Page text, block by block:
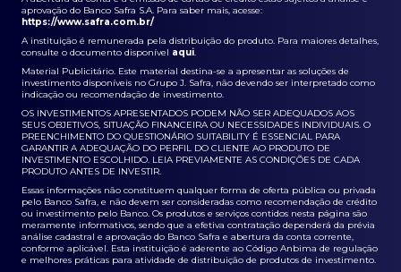
aprovação do Banco Safra S.A. Para saber mais, acesse:
https://www.safra.com.br/
A instituição é remunerada pela distribuição do produto. Para maiores detalhes,
consulte o documento disponível aqui.
Material Publicitário. Este material destina-se a apresentar as soluções de
investimento disponíveis no Grupo J. Safra, não devendo ser interpretado como
indicação ou recomendação de investimento.
OS INVESTIMENTOS APRESENTADOS PODEM NÃO SER ADEQUADOS AOS
SEUS OBJETIVOS, SITUAÇÃO FINANCEIRA OU NECESSIDADES INDIVIDUAIS. O
PREENCHIMENTO DO QUESTIONÁRIO SUITABILITY É ESSENCIAL PARA
GARANTIR A ADEQUAÇÃO DO PERFIL DO CLIENTE AO PRODUTO DE
INVESTIMENTO ESCOLHIDO. LEIA PREVIAMENTE AS CONDIÇÕES DE CADA
PRODUTO ANTES DE INVESTIR.
Essas informações não constituem qualquer forma de oferta pública ou privada
pelo Banco Safra, e não devem ser consideradas como recomendação de crédito
ou investimento pelo Banco. Os produtos e serviços contidos nesta página são
meramente informativos, sendo que a efetiva contratação dependerá da prévia
análise cadastral e aprovação do Banco Safra e abertura da conta corrente,
conforme aplicável. Esta instituição é aderente ao Código Anbima de regulação
e melhores práticas para atividade de distribuição de produtos de investimento.